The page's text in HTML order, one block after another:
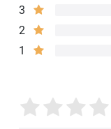
3
2
1